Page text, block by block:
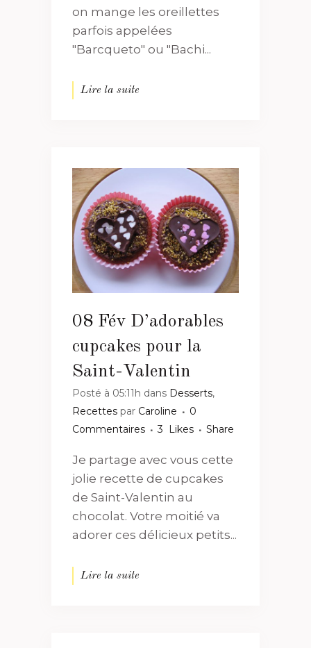
on mange les oreillettes
parfois appelées
"Barcqueto" ou "Bachi...
Lire la suite
08 Fév D’adorables
cupcakes pour la
Saint-Valentin
Posté à 05:11h dans Desserts,
Recettes par Caroline
0
Commentaires
3 Likes Share
Je partage avec vous cette
jolie recette de cupcakes
de Saint-Valentin au
chocolat. Votre moitié va
adorer ces délicieux petits...
Lire la suite